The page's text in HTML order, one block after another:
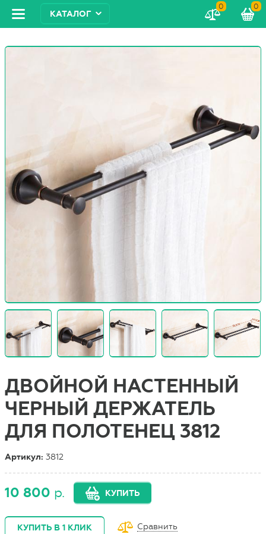
КАТАЛОГ
0 0
ДВОЙНОЙ НАСТЕННЫЙ
ЧЕРНЫЙ ДЕРЖАТЕЛЬ
ДЛЯ ПОЛОТЕНЕЦ 3812
Артикул:3812
10 800 р. КУПИТЬ
КУПИТЬ В 1 КЛИК Сравнить